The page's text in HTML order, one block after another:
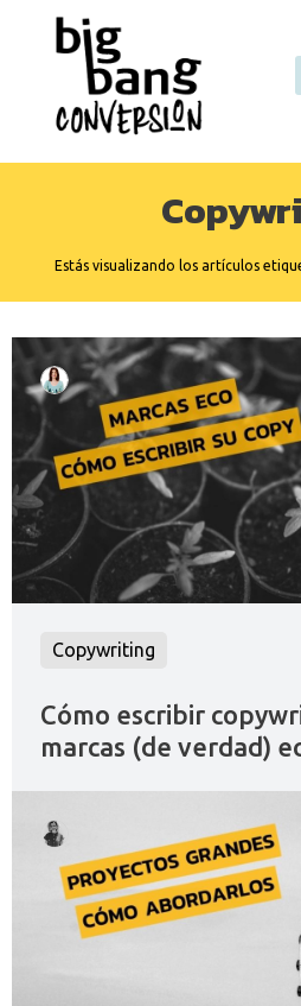
Estás visualizando los artículos
Copywriting
Cómo escribir
marcas (de verdad)